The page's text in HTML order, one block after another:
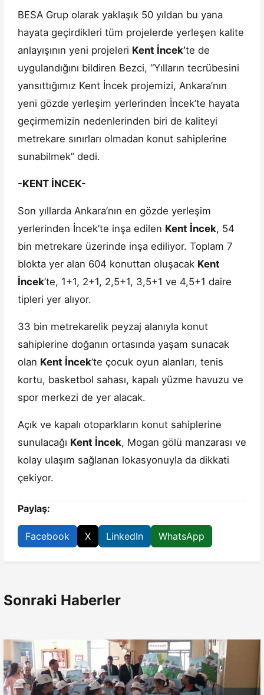
BESA Grup olarak yaklaşık 50 yıldan bu yana
hayata geçirdikleri tüm projelerde yerleşen kalite
anlayışının yeni projeleri Kent İncek’te de
uygulandığını bildiren Bezci, “Yılların tecrübesini
yansıttığımız Kent İncek projemizi, Ankara’nın
yeni gözde yerleşim yerlerinden İncek’te hayata
geçirmemizin nedenlerinden biri de kaliteyi
metrekare sınırları olmadan konut sahiplerine
sunabilmek” dedi.
-KENT İNCEK-
Son yıllarda Ankara’nın en gözde yerleşim
yerlerinden İncek’te inşa edilen Kent İncek, 54
bin metrekare üzerinde inşa ediliyor. Toplam 7
blokta yer alan 604 konuttan oluşacak Kent
İncek’te, 1+1, 2+1, 2,5+1, 3,5+1 ve 4,5+1 daire
tipleri yer alıyor.
33 bin metrekarelik peyzaj alanıyla konut
sahiplerine doğanın ortasında yaşam sunacak
olan Kent İncek’te çocuk oyun alanları, tenis
kortu, basketbol sahası, kapalı yüzme havuzu ve
spor merkezi de yer alacak.
Açık ve kapalı otoparkların konut sahiplerine
sunulacağı Kent İncek, Mogan gölü manzarası ve
kolay ulaşım sağlanan lokasyonuyla da dikkati
çekiyor.
Paylaş:
Facebook X LinkedIn WhatsApp
Sonraki Haberler